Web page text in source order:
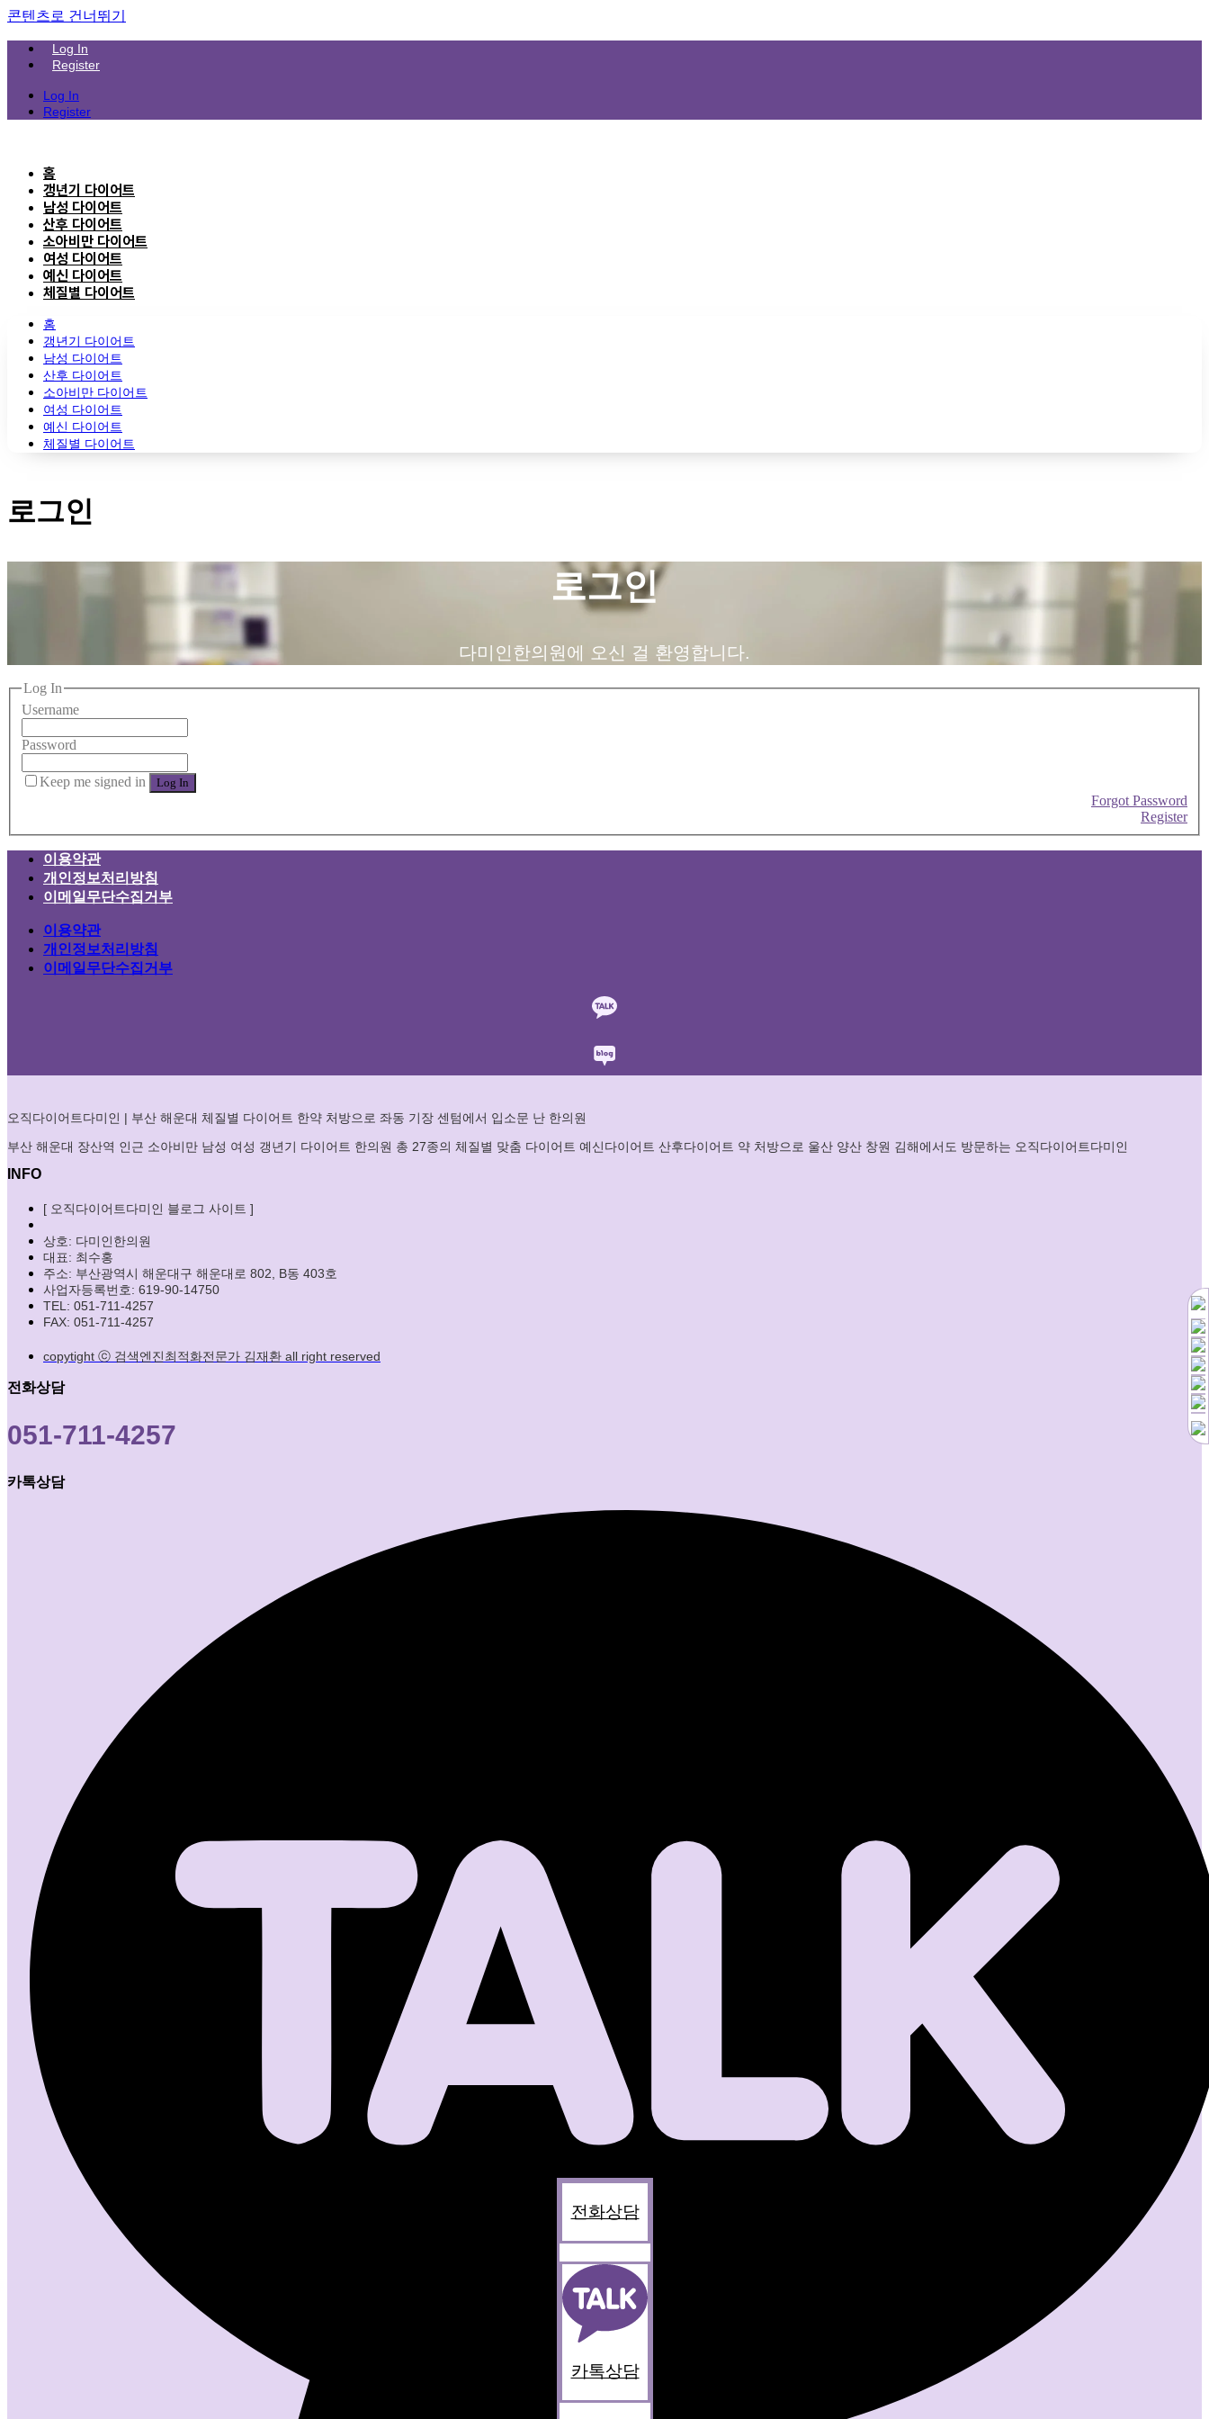
콘텐츠로 건너뛰기
Log In
Register
Log In
Register
홈
갱년기 다이어트
남성 다이어트
산후 다이어트
소아비만 다이어트
여성 다이어트
예신 다이어트
체질별 다이어트
홈
갱년기 다이어트
남성 다이어트
산후 다이어트
소아비만 다이어트
여성 다이어트
예신 다이어트
체질별 다이어트
로그인
로그인
다미인한의원에 오신 걸 환영합니다.
Log In
Username
Password
Keep me signed in
Forgot Password
Register
이용약관
개인정보처리방침
이메일무단수집거부
이용약관
개인정보처리방침
이메일무단수집거부
오직다이어트다미인 | 부산 해운대 체질별 다이어트 한약 처방으로 좌동 기장 센텀에서 입소문 난 한의원
부산 해운대 장산역 인근 소아비만 남성 여성 갱년기 다이어트 한의원 총 27종의 체질별 맞춤 다이어트 예신다이어트 산후다이어트 약 처방으로 울산 양산 창원 김해에서도 방문하는 오직다이어트다미인
INFO
[ 오직다이어트다미인 블로그 사이트 ]
상호: 다미인한의원
대표: 최수홍
주소: 부산광역시 해운대구 해운대로 802, B동 403호
사업자등록번호: 619-90-14750
TEL: 051-711-4257
FAX: 051-711-4257
copytight ⓒ 검색엔진최적화전문가 김재환 all right reserved
전화상담
051-711-4257
카톡상담
전화상담
카톡상담